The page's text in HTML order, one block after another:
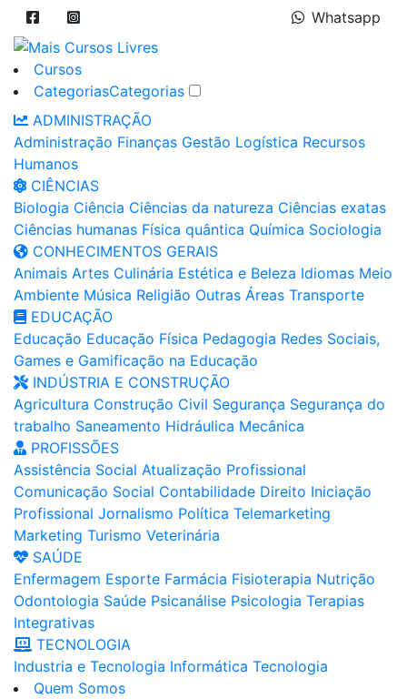
Whatsapp
Cursos
CategoriasCategorias
ADMINISTRAÇÃO
Administração Finanças Gestão Logística Recursos
Humanos
CIÊNCIAS
Biologia Ciência Ciências da natureza Ciências exatas
Ciências humanas Física quântica Química Sociologia
CONHECIMENTOS GERAIS
Animais Artes Culinária Estética e Beleza Idiomas Meio
Ambiente Música Religião Outras Áreas Transporte
EDUCAÇÃO
Educação Educação Física Pedagogia Redes Sociais,
Games e Gamificação na Educação
INDÚSTRIA E CONSTRUÇÃO
Agricultura Construção Civil Segurança Segurança do
trabalho Saneamento Hidráulica Mecânica
PROFISSÕES
Assistência Social Atualização Profissional
Comunicação Social Contabilidade Direito Iniciação
Profissional Jornalismo Política Telemarketing
Marketing Turismo Veterinária
SAÚDE
Enfermagem Esporte Farmácia Fisioterapia Nutrição
Odontologia Saúde Psicanálise Psicologia Terapias
Integrativas
TECNOLOGIA
Industria e Tecnologia Informática Tecnologia
Quem Somos